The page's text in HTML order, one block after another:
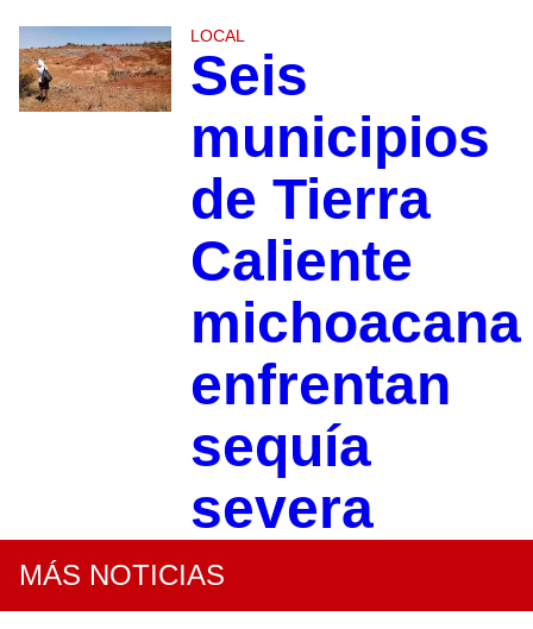
LOCAL
Seis
municipios
de Tierra
Caliente
michoacana
enfrentan
sequía
severa
MÁS NOTICIAS